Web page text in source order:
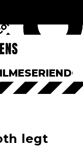
SERIEN
legt